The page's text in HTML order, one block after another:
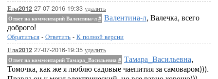
Ела2012 27-07-2016-19:33 удалить
Ответ на комментарий Валентина-л # Валентина-л, Валечка, всего
доброго!
Обратиться - Ответить - К полной версии
Ела2012 27-07-2016-19:35 удалить
Ответ на комментарий Тамара_Васильевна # Тамара_Васильевна,
Томочка, как же я люблю садовые чаепития за самоваром))).